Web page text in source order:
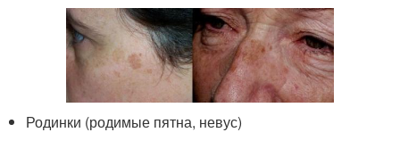
Родинки (родимые пятна, невус)